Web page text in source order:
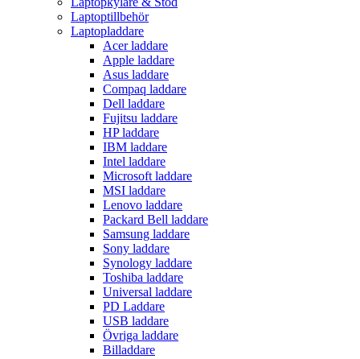
Laptoptillbehör
Laptopladdare
Acer laddare
Apple laddare
Asus laddare
Compaq laddare
Dell laddare
Fujitsu laddare
HP laddare
IBM laddare
Intel laddare
Microsoft laddare
MSI laddare
Lenovo laddare
Packard Bell laddare
Samsung laddare
Sony laddare
Synology laddare
Toshiba laddare
Universal laddare
PD Laddare
USB laddare
Övriga laddare
Billaddare